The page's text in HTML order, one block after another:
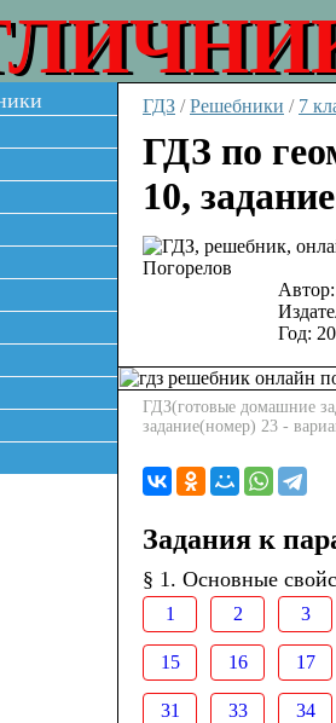
ГДЗ / Решебники / 7
ГДЗ по
10,
Автор:
Год:
ГДЗ(готовые домашние
задание(номер) 23 -
Задания к
§ 1. Основные
1 2 3
15 16 17
31 33 34